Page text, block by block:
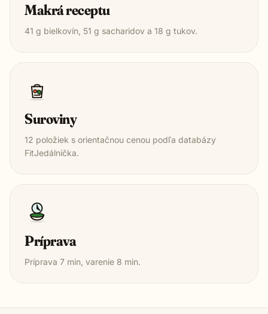
Makrá receptu
41 g bielkovín, 51 g sacharidov a 18 g tukov.
Suroviny
12 položiek s orientačnou cenou podľa databázy
FitJedálnička.
Príprava
Príprava 7 min, varenie 8 min.